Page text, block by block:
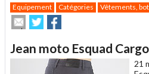
Equipement Catégories Vêtements,
Envoyer
cet
à
un
Partager
sur
sur
Jean moto Esquad Cargo
21